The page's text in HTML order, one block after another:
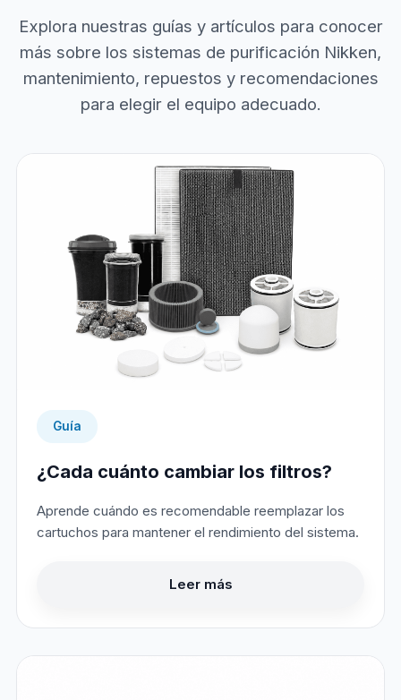
Explora nuestras guías y artículos para conocer
más sobre los sistemas de purificación Nikken,
mantenimiento, repuestos y recomendaciones
para elegir el equipo adecuado.
Guía
¿Cada cuánto cambiar los filtros?
Aprende cuándo es recomendable reemplazar los
cartuchos para mantener el rendimiento del sistema.
Leer más